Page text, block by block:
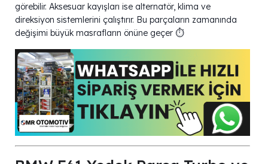
görebilir. Aksesuar kayışları ise alternatör, klima ve
direksiyon sistemlerini çalıştırır. Bu parçaların zamanında
değişimi büyük masrafların önüne geçer ⏱️